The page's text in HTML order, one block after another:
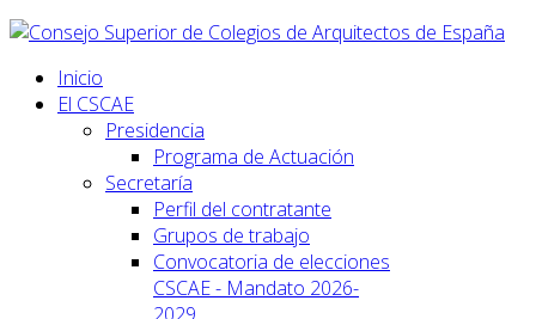
Inicio
El CSCAE
Presidencia
Programa de Actuación
Secretaría
Perfil del contratante
Grupos de trabajo
Convocatoria de elecciones
CSCAE - Mandato 2026-